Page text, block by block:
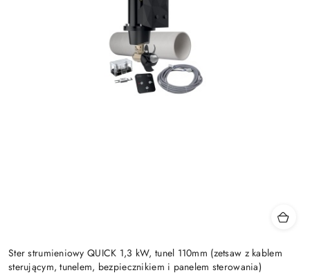
Ster strumieniowy QUICK 1,3 kW, tunel 110mm (zetsaw z kablem
sterującym, tunelem, bezpiecznikiem i panelem sterowania)